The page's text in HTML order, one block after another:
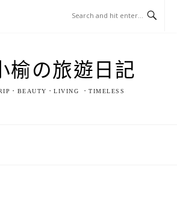
榆の旅遊日記
．BEAUTY．LIVING ．TIMELESS